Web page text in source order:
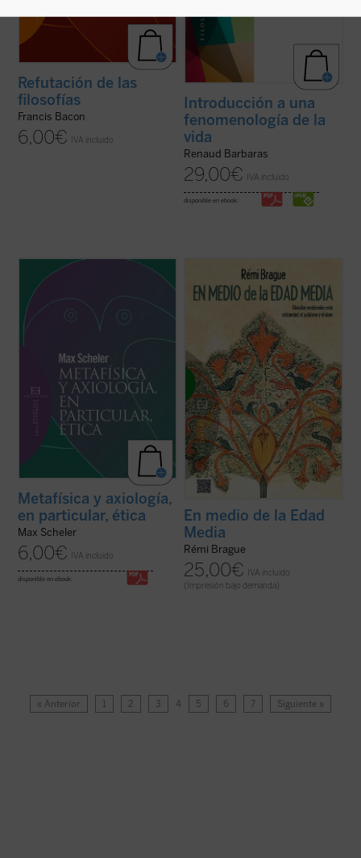
Refutación de las
filosofías
Francis Bacon
6,00€ IVA incluido
Introducción a una
fenomenología de la
vida
Renaud Barbaras
29,00€ IVA incluido
disponible en ebook:
«Todas las disciplinas axiológicas
específicamente filosóficas (filosofía de los
valores, de los valores éticos, estéticos,
religiosos, de los valores de utilidad, etc.)
han de ser fundamentadas con estricta
independencia de la metafísica. ...
Metafísica y axiología,
en particular, ética
Max Scheler
6,00€ IVA incluido
disponible en ebook:
¿Qué ha aportado el periodo pre-moderno,
a saber, la Edad Media, a la filosofía? El
objetivo de este libro es responder a esta
pregunta. Rémi Brague muestra que los
medievales supieron buscar fuera de su
experiencia inmediata, en la Antigüedad, ...
En medio de la Edad
Media
Rémi Brague
25,00€
IVA incluido
(Impresión bajo demanda)
« Anterior 1 2 3 4 5 6 7 Siguiente »